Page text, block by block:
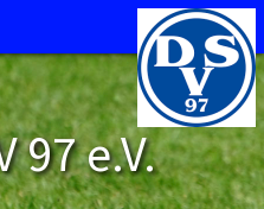
97 e.V.